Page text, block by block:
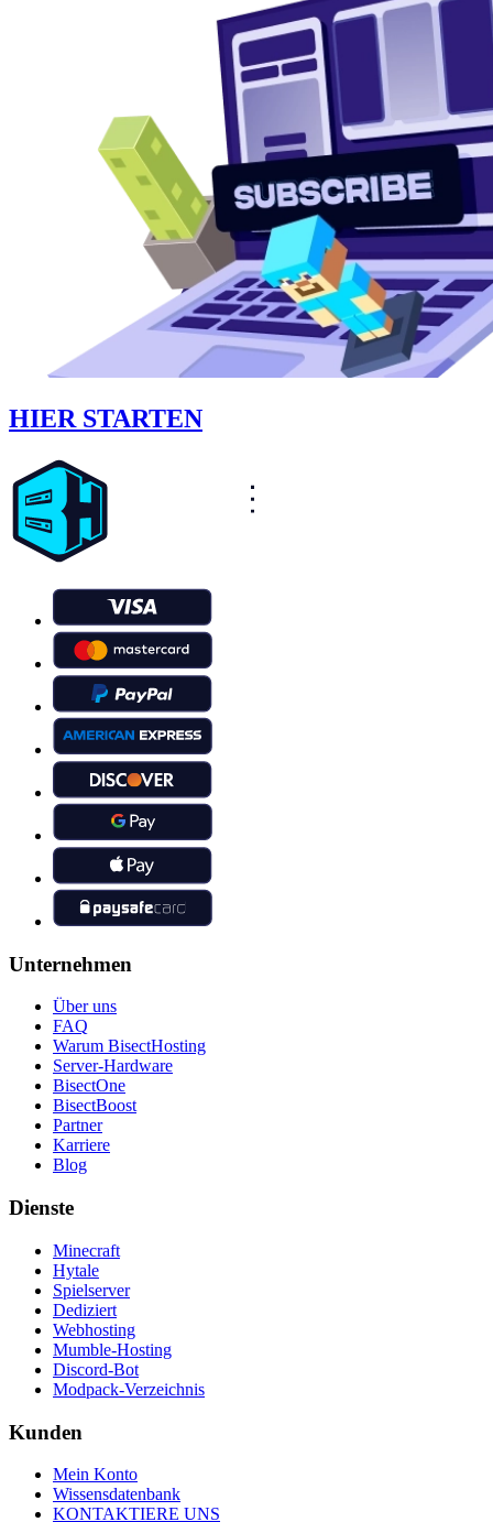
HIER STARTEN
Unternehmen
Über uns
FAQ
Warum BisectHosting
Server-Hardware
BisectOne
BisectBoost
Partner
Karriere
Blog
Dienste
Minecraft
Hytale
Spielserver
Dediziert
Webhosting
Mumble-Hosting
Discord-Bot
Modpack-Verzeichnis
Kunden
Mein Konto
Wissensdatenbank
KONTAKTIERE UNS